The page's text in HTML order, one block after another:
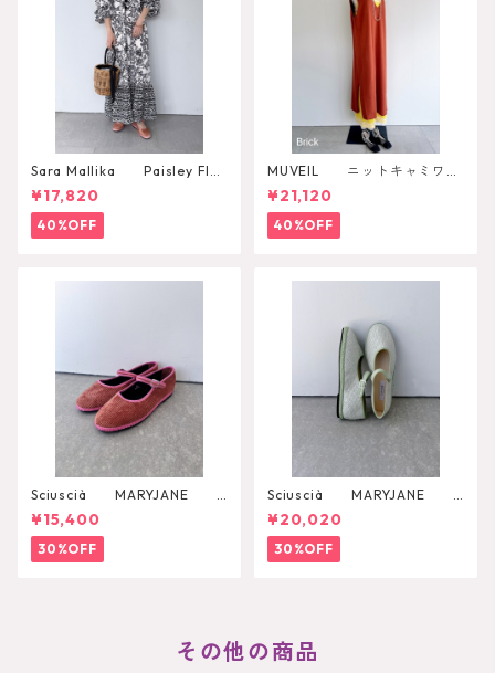
Sara Mallika Paisley Flo
wer Print Dress
¥17,820
40%OFF
MUVEIL ニットキャミワン
ピース
¥21,120
40%OFF
Sciuscià MARYJANE
（ROOIBOS TEA）
¥15,400
30%OFF
Sciuscià MARYJANE
（ARTICHOKE）
¥20,020
30%OFF
その他の商品